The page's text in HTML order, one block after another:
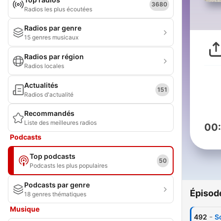
Radios les plus écoutées
3680
Radios par genre
15 genres musicaux
Radios par région
Radios locales
Actualités
Radios d'actualité
151
Recommandés
Liste des meilleures radios
Podcasts
Top podcasts
Podcasts les plus populaires
50
Podcasts par genre
18 genres thématiques
Musique
492 -